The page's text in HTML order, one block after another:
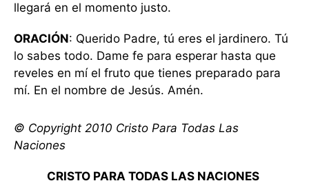
llegará en el momento justo.
ORACIÓN: Querido Padre, tú eres el jardinero. Tú
lo sabes todo. Dame fe para esperar hasta que
reveles en mí el fruto que tienes preparado para
mí. En el nombre de Jesús. Amén.
© Copyright 2010 Cristo Para Todas Las
Naciones
CRISTO PARA TODAS LAS NACIONES